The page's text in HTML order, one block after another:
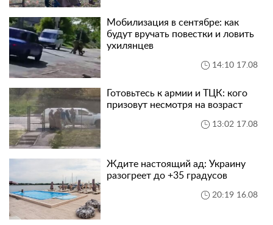
Мобилизация в сентябре: как
будут вручать повестки и ловить
ухилянцев
14:10 17.08
Готовьтесь к армии и ТЦК: кого
призовут несмотря на возраст
13:02 17.08
Ждите настоящий ад: Украину
разогреет до +35 градусов
20:19 16.08